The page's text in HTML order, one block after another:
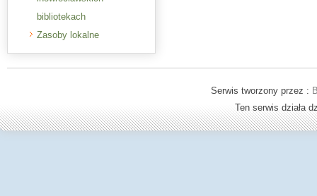
bibliotekach
Zasoby lokalne
Serwis tworzony przez :
Ten serwis działa